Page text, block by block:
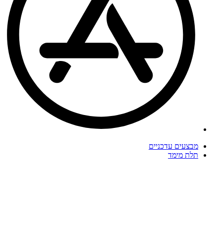
מבצעים עדכניים
תלת מימד